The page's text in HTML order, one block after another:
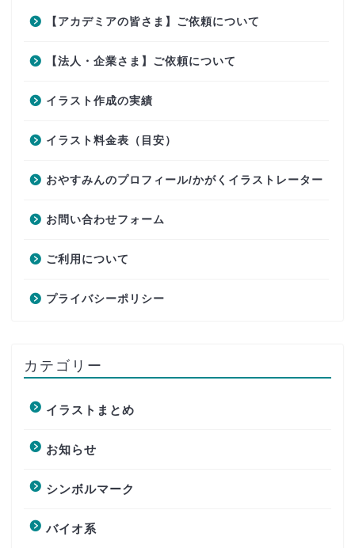
【アカデミアの皆さま】ご依頼について
【法人・企業さま】ご依頼について
イラスト作成の実績
イラスト料金表（目安）
おやすみんのプロフィール/かがくイラストレーター
お問い合わせフォーム
ご利用について
プライバシーポリシー
カテゴリー
イラストまとめ
お知らせ
シンボルマーク
バイオ系